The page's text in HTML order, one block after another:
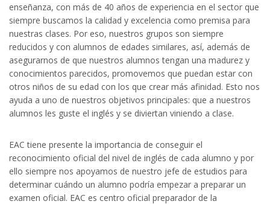
enseñanza, con más de 40 años de experiencia en el sector que
siempre buscamos la calidad y excelencia como premisa para
nuestras clases. Por eso, nuestros grupos son siempre
reducidos y con alumnos de edades similares, así, además de
asegurarnos de que nuestros alumnos tengan una madurez y
conocimientos parecidos, promovemos que puedan estar con
otros niños de su edad con los que crear más afinidad. Esto nos
ayuda a uno de nuestros objetivos principales: que a nuestros
alumnos les guste el inglés y se diviertan viniendo a clase.
EAC tiene presente la importancia de conseguir el
reconocimiento oficial del nivel de inglés de cada alumno y por
ello siempre nos apoyamos de nuestro jefe de estudios para
determinar cuándo un alumno podría empezar a preparar un
examen oficial. EAC es centro oficial preparador de la